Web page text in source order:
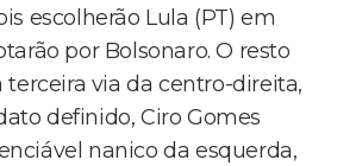
escolherão Lula (PT) em
por Bolsonaro. O resto
terceira via da centro-direita,
definido, Ciro Gomes
nanico da esquerda,